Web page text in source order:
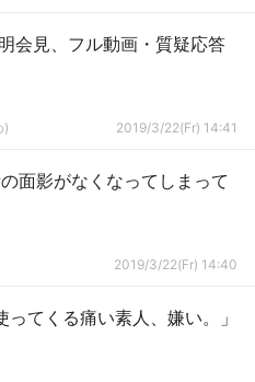
会見、フル動画・質疑応答
) 2019/3/22(Fr) 14:41
面影がなくなってしまって
2019/3/22(Fr) 14:40
てくる痛い素人、嫌い。」